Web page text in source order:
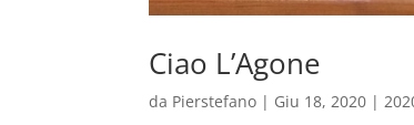
Ciao L’Agone
da Pierstefano | Giu 18, 2020 |